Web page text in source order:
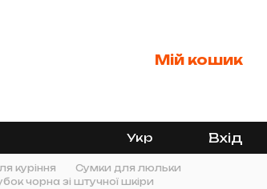
Мій кошик
Укр Вхід
куріння
Сумки для люльки
чорна зі штучної шкіри